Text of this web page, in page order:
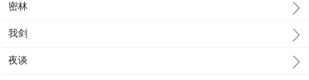
密林
我剑
夜谈